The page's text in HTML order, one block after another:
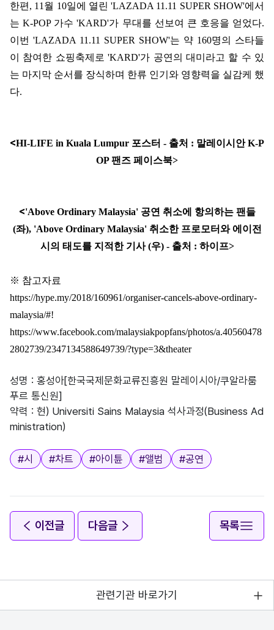
한편 , 11 월 10일에 열린'LAZADA 11.11 SUPER SHOW'에서
는K-POP 가수'KARD'가 무대를 선보여 큰 호응을 얻었다.
이번 'LAZADA 11.11 SUPER SHOW'는 약 160명의 스타들
이 참여한 쇼핑축제로'KARD'가 공연의 대미라고 할 수 있
는 마지막 순서를 장식하며 한류 인기와 영향력을 실감케 했
다.
<HI-LIFE in Kuala Lumpur 포스터 - 출처 : 말레이시안 K-P
OP 팬즈 페이스북>
<'Above Ordinary Malaysia' 공연 취소에 항의하는 팬들
(좌), 'Above Ordinary Malaysia' 취소한 프로모터와 에이전
시의 태도를 지적한 기사 (우) - 출처 : 하이프>
※ 참고자료
https://hype.my/2018/160961/organiser-cancels-above-ordinary-
malaysia/#!
https://www.facebook.com/malaysiakpopfans/photos/a.40560478
2802739/2347134588649739/?type=3&theater
성명 : 홍성아[한국국제문화교류진흥원 말레이시아/쿠알라룸
푸르 통신원]
약력 : 현) Universiti Sains Malaysia 석사과정(Business Ad
ministration)
태그
#시 #차트 #아이튠 #앨범 #공연
이전글 다음글 목록
관련기관 바로가기